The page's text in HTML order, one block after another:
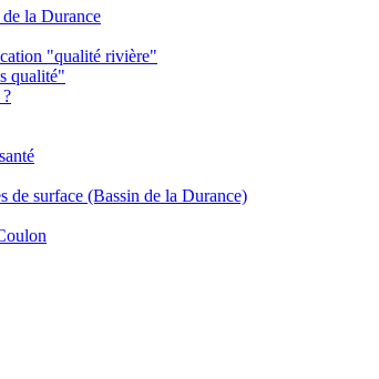
la Durance
"qualité rivière"
qualité"
de surface (Bassin de la Durance)